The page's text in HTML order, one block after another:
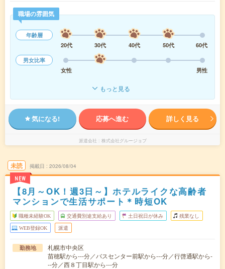
職場の雰囲気
年齢層
20代
30代 40代 50代
60代
男女比率
女性
男性
もっと見る
気になる! 応募へ進む 詳しく見る
派遣会社 株式会社グルージョブ
未読
NEW
掲載日 2026/08/04
【8月～OK！週3日～】ホテルライクな高齢者
マンションで生活サポート＊時短OK
職種未経験OK 交通費別途支給あり 土日祝日が休み 残業なし
WEB登録OK 派遣
勤務地
札幌市中央区
苗穂駅から---分／バスセンター前駅から---分／行啓通駅から-
--分／西８丁目駅から---分